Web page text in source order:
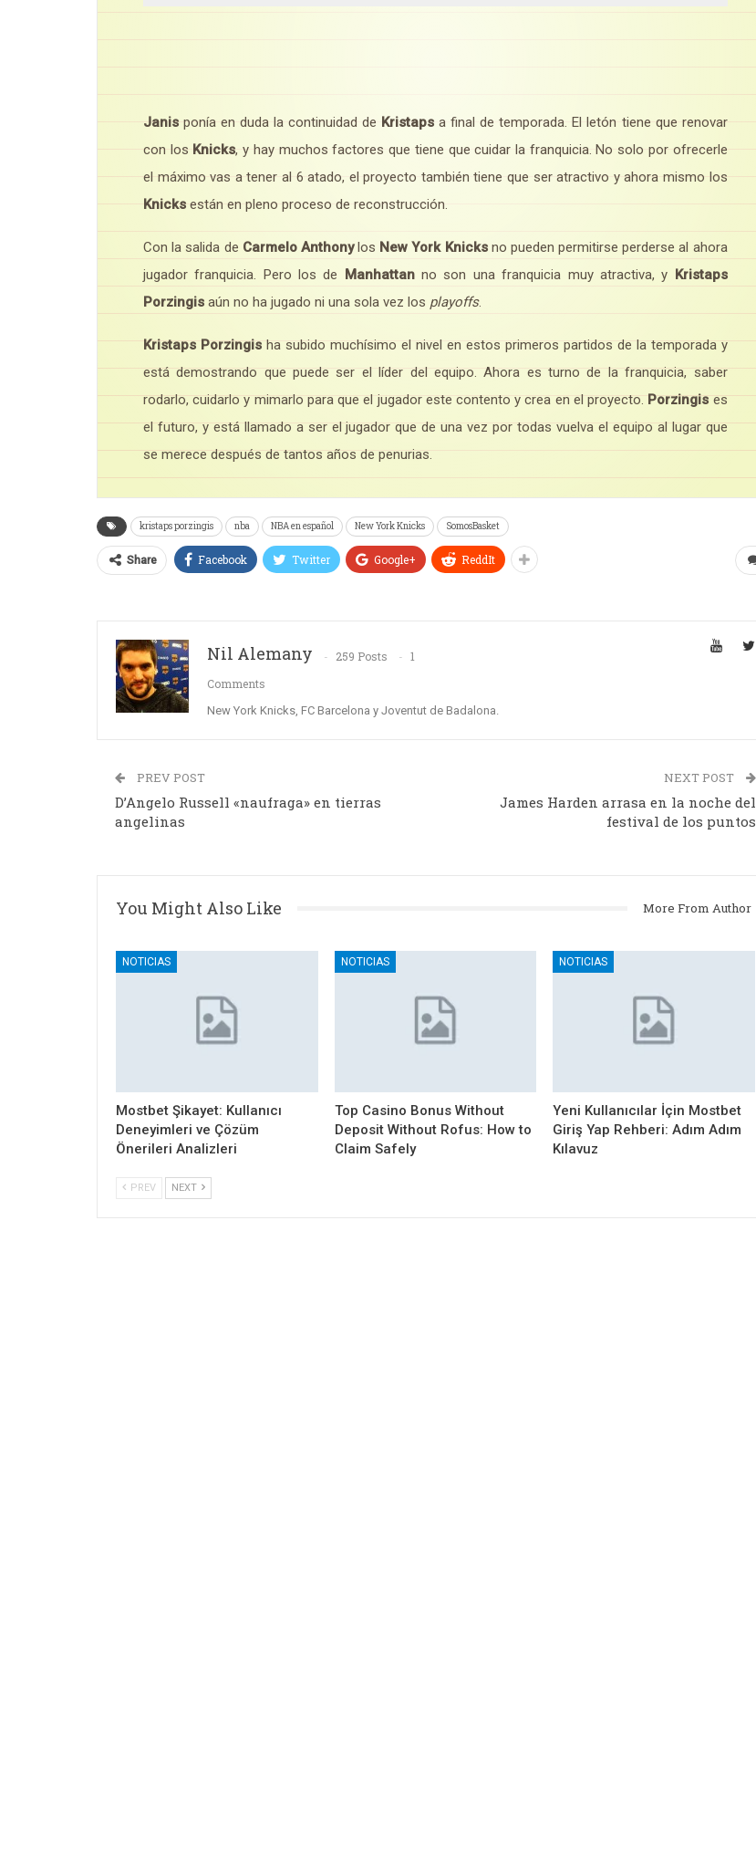
Janisponía en duda la continuidad de Kristaps a final de temporada. El letón tiene que renovar
con los Knicks, y hay muchos factores que tiene que cuidar la franquicia. No solo por ofrecerle
el máximo vas a tener al 6 atado, el proyecto también tiene que ser atractivo y ahora mismo los
Knicksestán en pleno proceso de reconstrucción.
Con la salida de Carmelo Anthonylos New York Knicksno pueden permitirse perderse al ahora
jugador franquicia. Pero los de
Manhattanno son una franquicia muy atractiva, y
Kristaps
Porzingis aún no ha jugado ni una sola vez los playoffs.
Kristaps Porzingisha subido muchísimo el nivel en estos primeros partidos de la temporada y
está demostrando que puede ser el líder del equipo. Ahora es turno de la franquicia, saber
rodarlo, cuidarlo y mimarlo para que el jugador este contento y crea en el proyecto. Porzingis es
el futuro, y está llamado a ser el jugador que de una vez por todas vuelva el equipo al lugar que
se merece después de tantos años de penurias.
kristaps porzingis nba NBA en español New York Knicks SomosBasket
Share Facebook Twitter Google+ ReddIt
Nil Alemany 259 Posts
1
Comments
New York Knicks, FC Barcelona y Joventut de Badalona.
PREV POST
D’Angelo Russell «naufraga» en tierras
angelinas
NEXT POST
James Harden arrasa en la noche del
festival de los puntos
You Might Also Like More From Author
NOTICIAS
Mostbet Şikayet: Kullanıcı
Deneyimleri ve Çözüm
Önerileri Analizleri
NOTICIAS
Top Casino Bonus Without
Deposit Without Rofus: How to
Claim Safely
NOTICIAS
Yeni Kullanıcılar İçin Mostbet
Giriş Yap Rehberi: Adım Adım
Kılavuz
PREV NEXT